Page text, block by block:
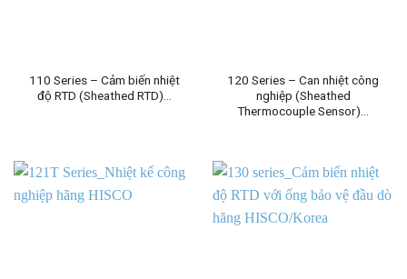
110 Series – Cảm biến nhiệt
độ RTD (Sheathed RTD)…
120 Series – Can nhiệt công
nghiệp (Sheathed
Thermocouple Sensor)…